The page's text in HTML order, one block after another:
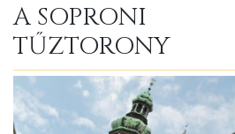
A SOPRONI
TŰZTORONY